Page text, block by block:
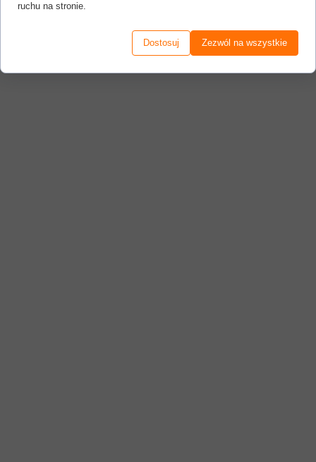
ruchu na stronie.
Dostosuj Zezwól na wszystkie